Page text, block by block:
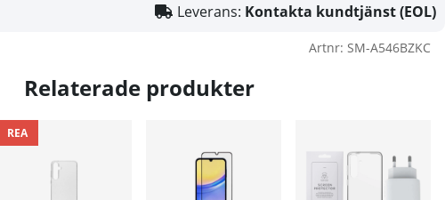
Leverans: Kontakta kundtjänst (EOL)
Artnr: SM-A546BZKC
Relaterade produkter
REA